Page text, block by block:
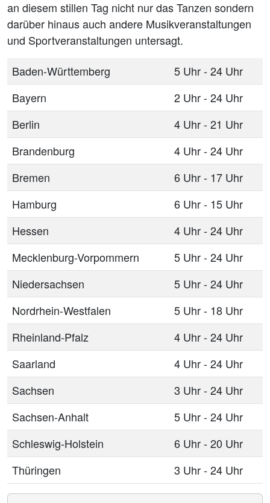
an diesem stillen Tag nicht nur das Tanzen sondern
darüber hinaus auch andere Musikveranstaltungen
und Sportveranstaltungen untersagt.
Baden-Württemberg
5 Uhr - 24 Uhr
Bayern
2 Uhr - 24 Uhr
Berlin
4 Uhr - 21 Uhr
Brandenburg
4 Uhr - 24 Uhr
Bremen
6 Uhr - 17 Uhr
Hamburg
6 Uhr - 15 Uhr
Hessen
4 Uhr - 24 Uhr
Mecklenburg-Vorpommern
5 Uhr - 24 Uhr
Niedersachsen
5 Uhr - 24 Uhr
Nordrhein-Westfalen
5 Uhr - 18 Uhr
Rheinland-Pfalz
4 Uhr - 24 Uhr
Saarland
4 Uhr - 24 Uhr
Sachsen
3 Uhr - 24 Uhr
Sachsen-Anhalt
5 Uhr - 24 Uhr
Schleswig-Holstein
6 Uhr - 20 Uhr
Thüringen
3 Uhr - 24 Uhr